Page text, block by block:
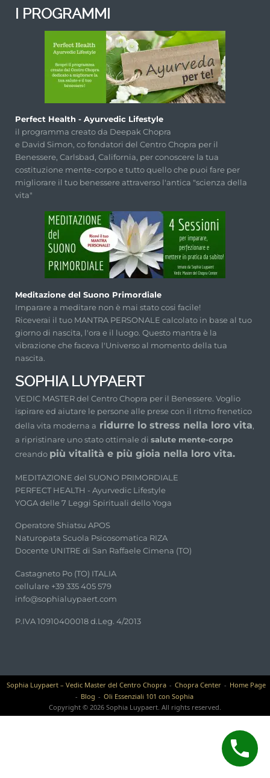
I PROGRAMMI
Perfect Health - Ayurvedic Lifestyle
il programma creato da Deepak Chopra
e David Simon, co fondatori del Centro Chopra per il
Benessere, Carlsbad, California, per conoscere la tua
costituzione mente-corpo e tutto quello che puoi fare per
migliorare il tuo benessere attraverso l'antica "scienza della
vita"
Meditazione del Suono Primordiale
Imparare a meditare non è mai stato cosi facile!
Riceverai il tuo MANTRA PERSONALE calcolato in base al tuo
giorno di nascita, l'ora e il luogo. Questo mantra è la
vibrazione che faceva l'Universo al momento della tua
nascita.
SOPHIA LUYPAERT
VEDIC MASTER del Centro Chopra per il Benessere. Voglio
ispirare ed aiutare le persone alle prese con il ritmo frenetico
della vita moderna a ridurre lo stress nella loro vita,
a ripristinare uno stato ottimale di salute mente-corpo
creando più vitalità e più gioia nella loro vita.
MEDITAZIONE del SUONO PRIMORDIALE
PERFECT HEALTH - Ayurvedic Lifestyle
YOGA delle 7 Leggi Spirituali dello Yoga
Operatore Shiatsu APOS
Naturopata Scuola Psicosomatica RIZA
Docente UNITRE di San Raffaele Cimena (TO)
Castagneto Po (TO) ITALIA
cellulare +39 335 405 579
info@sophialuypaert.com
P.IVA 10910400018 d.Leg. 4/2013
Sophia Luypaert – Vedic Master del Centro Chopra Chopra Center
Home Page
Blog
Oli Essenziali 101 con Sophia
Copyright © 2026 Sophia Luypaert. All rights reserved.